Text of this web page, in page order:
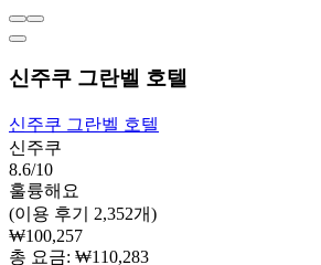
신주쿠 그란벨 호텔
신주쿠 그란벨 호텔
신주쿠
8.6/10
훌륭해요
(이용 후기 2,352개)
₩100,257
총 요금: ₩110,283